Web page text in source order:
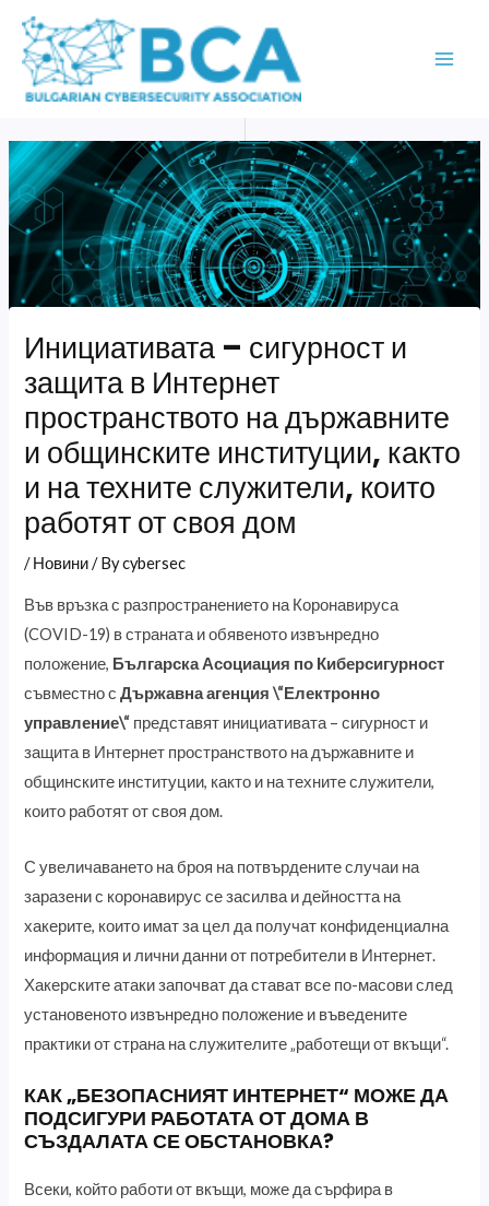
content
Инициативата – сигурност и
защита в Интернет
пространството на държавните
и общинските институции, както
и на техните служители, които
работят от своя дом
/Новини/ Bycybersec
Във връзка с разпространението на Коронавируса
(COVID-19) в страната и обявеното извънредно
положение, Българска Асоциация по Киберсигурност
съвместно сДържавна агенция \“Електронно
управление\“ представят инициативата – сигурност и
защита в Интернет пространството на държавните и
общинските институции, както и на техните служители,
които работят от своя дом.
С увеличаването на броя на потвърдените случаи на
заразени с коронавирус се засилва и дейността на
хакерите, които имат за цел да получат конфиденциална
информация и лични данни от потребители в Интернет.
Хакерските атаки започват да стават все по-масови след
установеното извънредно положение и въведените
практики от страна на служителите „работещи от вкъщи“.
КАК „БЕЗОПАСНИЯТ ИНТЕРНЕТ“ МОЖЕ ДА
ПОДСИГУРИ РАБОТАТА ОТ ДОМА В
СЪЗДАЛАТА СЕ ОБСТАНОВКА?
Всеки, който работи от вкъщи, може да сърфира в